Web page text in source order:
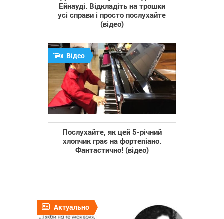
Ейнауді. Відкладіть на трошки
усі справи і просто послухайте
(відео)
Відео
Послухайте, як цей 5-річний
хлопчик грає на фортепіано.
Фантастично! (відео)
Актуально